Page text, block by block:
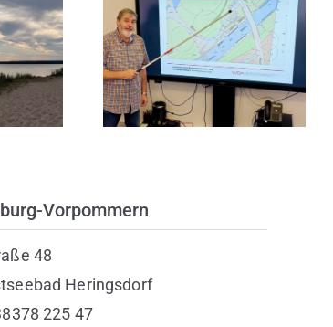
SWUP-Expertise in
Weimar
Vorpommern
48
Heringsdorf
225 47